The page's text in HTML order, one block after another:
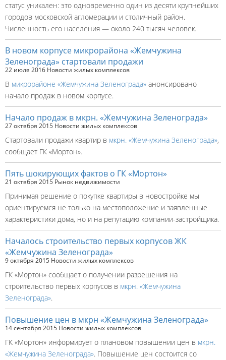
статус уникален: это одновременно один из десяти крупнейших
городов московской агломерации и столичный район.
Численность его населения — около 240 тысяч человек.
В новом корпусе микрорайона «Жемчужина
Зеленограда» стартовали продажи
22 июля 2016 Новости жилых комплексов
В микрорайоне «Жемчужина Зеленограда» анонсировано
начало продаж в новом корпусе.
Начало продаж в мкрн. «Жемчужина Зеленограда»
27 октября 2015 Новости жилых комплексов
Стартовали продажи квартир в мкрн. «Жемчужина Зеленограда»,
сообщает ГК «Мортон».
Пять шокирующих фактов о ГК «Мортон»
21 октября 2015 Рынок недвижимости
Принимая решение о покупке квартиры в новостройке мы
ориентируемся не только на местоположение и заявленные
характеристики дома, но и на репутацию компании-застройщика.
Началось строительство первых корпусов ЖК
«Жемчужина Зеленограда»
9 октября 2015 Новости жилых комплексов
ГК «Мортон» сообщает о получении разрешения на
строительство первых корпусов в мкрн. «Жемчужина
Зеленограда».
Повышение цен в мкрн «Жемчужина Зеленограда»
14 сентября 2015 Новости жилых комплексов
ГК «Мортон» информирует о плановом повышении цен в мкрн.
«Жемчужина Зеленограда». Повышение цен состоится со